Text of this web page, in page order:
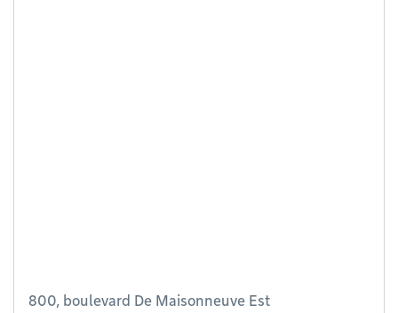
800, boulevard De Maisonneuve Est